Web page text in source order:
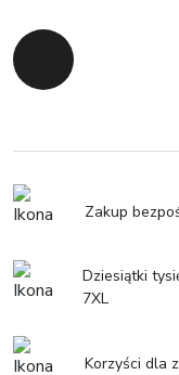
Powrót do początku
Zakup
Dziesiątki
7XL
Korzyści dla